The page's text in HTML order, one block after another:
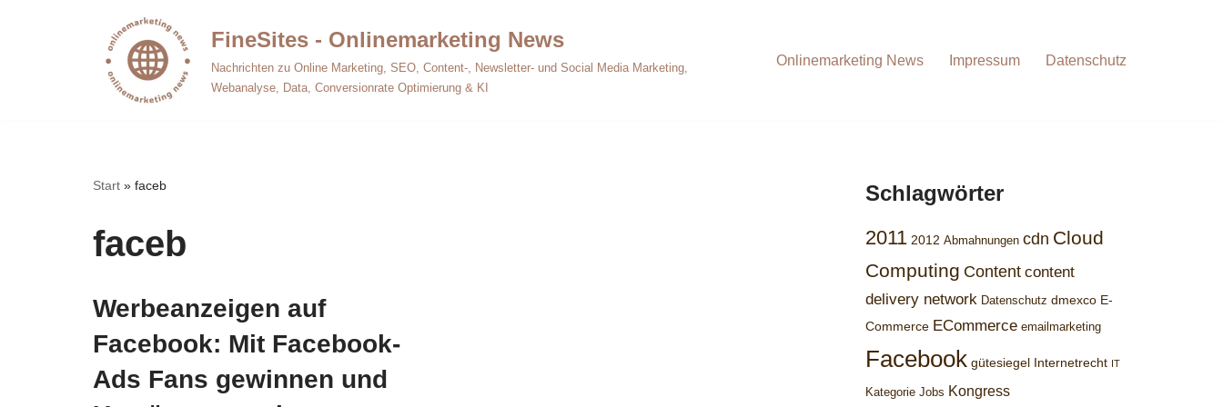
FineSites - Onlinemarketing News
Nachrichten zu Online Marketing, SEO, Content-, Newsletter- und Social Media Marketing,
Webanalyse, Data, Conversionrate Optimierung & KI
Onlinemarketing News Impressum Datenschutz
Start » faceb
faceb
Werbeanzeigen auf
Facebook: Mit Facebook-
Ads Fans gewinnen und
Schlagwörter
2011 2012 Abmahnungen cdn Cloud
Computing Content content
delivery network Datenschutz dmexco E-
Commerce ECommerce emailmarketing
Facebook gütesiegel Internetrecht IT
Kategorie Jobs Kongress